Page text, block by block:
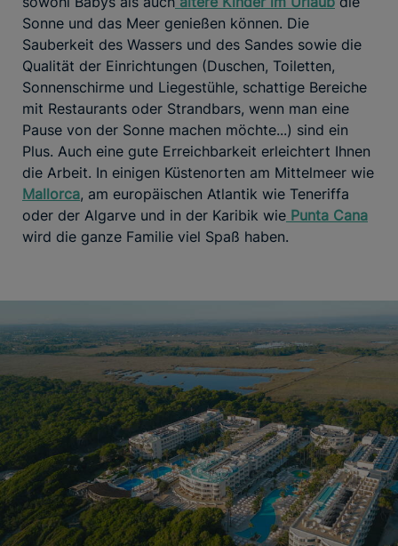
Sonne und das Meer genießen können. Die
Sauberkeit des Wassers und des Sandes sowie die
Qualität der Einrichtungen (Duschen, Toiletten,
Sonnenschirme und Liegestühle, schattige Bereiche
mit Restaurants oder Strandbars, wenn man eine
Pause von der Sonne machen möchte...) sind ein
Plus. Auch eine gute Erreichbarkeit erleichtert Ihnen
die Arbeit. In einigen Küstenorten am Mittelmeer wie
Mallorca, am europäischen Atlantik wie Teneriffa
oder der Algarve und in der Karibik wie Punta Cana
wird die ganze Familie viel Spaß haben.